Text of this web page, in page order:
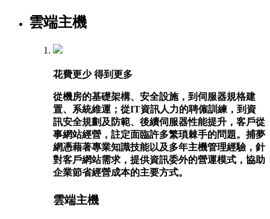
雲端主機
花費更少 得到更多
從機房的基礎架構、安全設施，到伺服器規格建
置、系統維運；從IT資訊人力的聘僱訓練，到資
訊安全規劃及防範、後續伺服器性能提升，客戶從
事網站經營，註定面臨許多繁瑣棘手的問題。捕夢
網憑藉著專業知識技能以及多年主機管理經驗，針
對客戶網站需求，提供資訊委外的營運模式，協助
企業節省經營成本的主要方式。
雲端主機